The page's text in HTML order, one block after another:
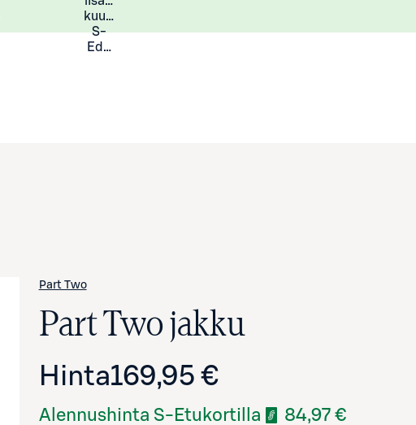
kuukauden
S-
Eduista
Part Two
Part Two jakku
Hinta169,95 €
Alennushinta S-Etukortilla 84,97 €